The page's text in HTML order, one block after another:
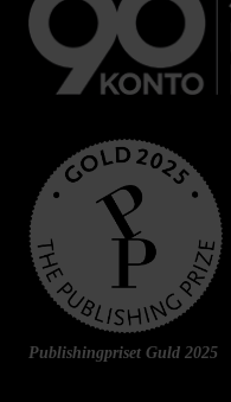
Publishingpriset Guld 2025